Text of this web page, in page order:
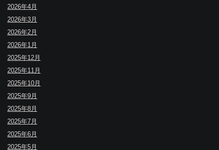
2026年4月
2026年3月
2026年2月
2026年1月
2025年12月
2025年11月
2025年10月
2025年9月
2025年8月
2025年7月
2025年6月
2025年5月